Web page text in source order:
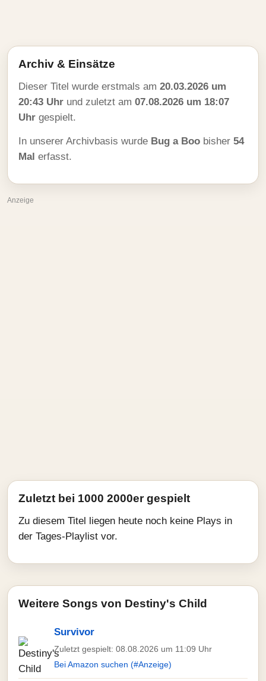
Archiv & Einsätze
Dieser Titel wurde erstmals am 20.03.2026 um
20:43 Uhr und zuletzt am 07.08.2026 um 18:07
Uhr gespielt.
In unserer Archivbasis wurde Bug a Boo bisher 54
Mal erfasst.
Anzeige
Zuletzt bei 1000 2000er gespielt
Zu diesem Titel liegen heute noch keine Plays in
der Tages-Playlist vor.
Weitere Songs von Destiny's Child
Survivor
Zuletzt gespielt: 08.08.2026 um 11:09 Uhr
Bei Amazon suchen (#Anzeige)